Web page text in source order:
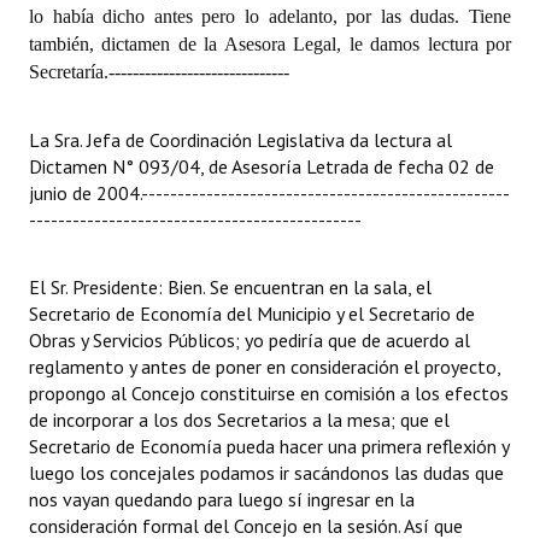
lo había dicho antes pero lo adelanto, por las dudas. Tiene
también, dictamen de la Asesora Legal, le damos lectura por
Secretaría.------------------------------
La Sra. Jefa de Coordinación Legislativa da lectura al
Dictamen N° 093/04, de Asesoría Letrada de fecha 02 de
junio de 2004.---------------------------------------------------
----------------------------------------------
El Sr. Presidente: Bien. Se encuentran en la sala, el
Secretario de Economía del Municipio y el Secretario de
Obras y Servicios Públicos; yo pediría que de acuerdo al
reglamento y antes de poner en consideración el proyecto,
propongo al Concejo constituirse en comisión a los efectos
de incorporar a los dos Secretarios a la mesa; que el
Secretario de Economía pueda hacer una primera reflexión y
luego los concejales podamos ir sacándonos las dudas que
nos vayan quedando para luego sí ingresar en la
consideración formal del Concejo en la sesión. Así que